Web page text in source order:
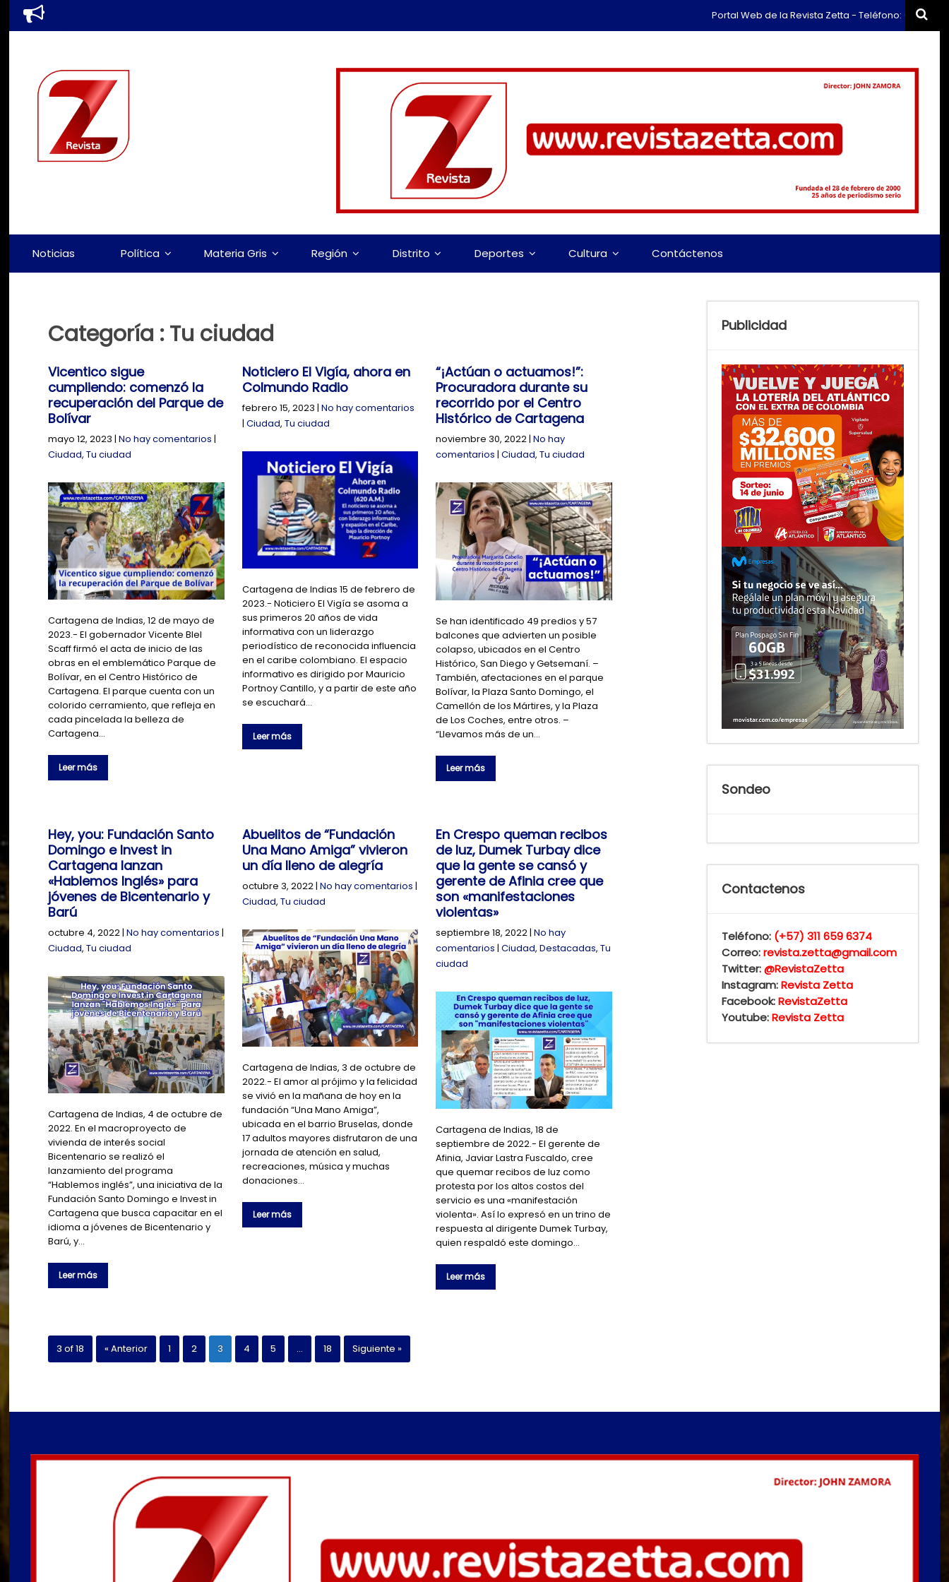
Portal Web de la Revista Zetta - Teléfono: (+57) 311 659
Noticias Política Materia Gris Región Distrito Deportes Cultura Contáctenos
Categoría : Tu ciudad
Vicentico sigue
cumpliendo: comenzó la
recuperación del Parque de
Bolívar
mayo 12, 2023 |No hay comentarios |
Ciudad,Tu ciudad
Cartagena de Indias, 12 de mayo de
2023.- El gobernador Vicente Blel
Scaff firmó el acta de inicio de las
obras en el emblemático Parque de
Bolívar, en el Centro Histórico de
Cartagena. El parque cuenta con un
colorido cerramiento, que refleja en
cada pincelada la belleza de
Cartagena…
Leer más
Noticiero El Vigía, ahora en
Colmundo Radio
febrero 15, 2023 | No hay comentarios
| Ciudad, Tu ciudad
Cartagena de Indias 15 de febrero de
2023.- Noticiero El Vigía se asoma a
sus primeros 20 años de vida
informativa con un liderazgo
periodístico de reconocida influencia
en el caribe colombiano. El espacio
informativo es dirigido por Mauricio
Portnoy Cantillo, y a partir de este año
se escuchará…
Leer más
“¡Actúan o actuamos!”:
Procuradora durante su
recorrido por el Centro
Histórico de Cartagena
noviembre 30, 2022 |No hay
comentarios |Ciudad,Tu ciudad
Se han identificado 49 predios y 57
balcones que advierten un posible
colapso, ubicados en el Centro
Histórico, San Diego y Getsemaní. –
También, afectaciones en el parque
Bolívar, la Plaza Santo Domingo, el
Camellón de los Mártires, y la Plaza
de Los Coches, entre otros. –
“Llevamos más de un…
Leer más
Hey, you: Fundación Santo
Domingo e Invest in
Cartagena lanzan
«Hablemos Inglés» para
jóvenes de Bicentenario y
Barú
octubre 4, 2022|No hay comentarios |
Ciudad,Tu ciudad
Cartagena de Indias, 4 de octubre de
2022. En el macroproyecto de
vivienda de interés social
Bicentenario se realizó el
lanzamiento del programa
“Hablemos inglés”, una iniciativa de la
Fundación Santo Domingo e Invest in
Cartagena que busca capacitar en el
idioma a jóvenes de Bicentenario y
Barú, y…
Leer más
Abuelitos de “Fundación
Una Mano Amiga” vivieron
un día lleno de alegría
octubre 3, 2022| No hay comentarios |
Ciudad, Tu ciudad
Cartagena de Indias, 3 de octubre de
2022.- El amor al prójimo y la felicidad
se vivió en la mañana de hoy en la
fundación “Una Mano Amiga”,
ubicada en el barrio Bruselas, donde
17 adultos mayores disfrutaron de una
jornada de atención en salud,
recreaciones, música y muchas
donaciones…
Leer más
En Crespo queman recibos
de luz, Dumek Turbay dice
que la gente se cansó y
gerente de Afinia cree que
son «manifestaciones
violentas»
septiembre 18, 2022|No hay
comentarios |Ciudad,Destacadas,Tu
ciudad
Cartagena de Indias, 18 de
septiembre de 2022.- El gerente de
Afinia, Javiar Lastra Fuscaldo, cree
que quemar recibos de luz como
protesta por los altos costos del
servicio es una «manifestación
violenta». Así lo expresó en un trino de
respuesta al dirigente Dumek Turbay,
quien respaldó este domingo…
Leer más
3 of 18 « Anterior 1 2 3 4 5 … 18 Siguiente »
Publicidad
Sondeo
Contactenos
Teléfono: (+57) 311 659 6374
Correo:revista.zetta@gmail.com
Twitter:@RevistaZetta
Instagram:Revista Zetta
Facebook:RevistaZetta
Youtube:Revista Zetta